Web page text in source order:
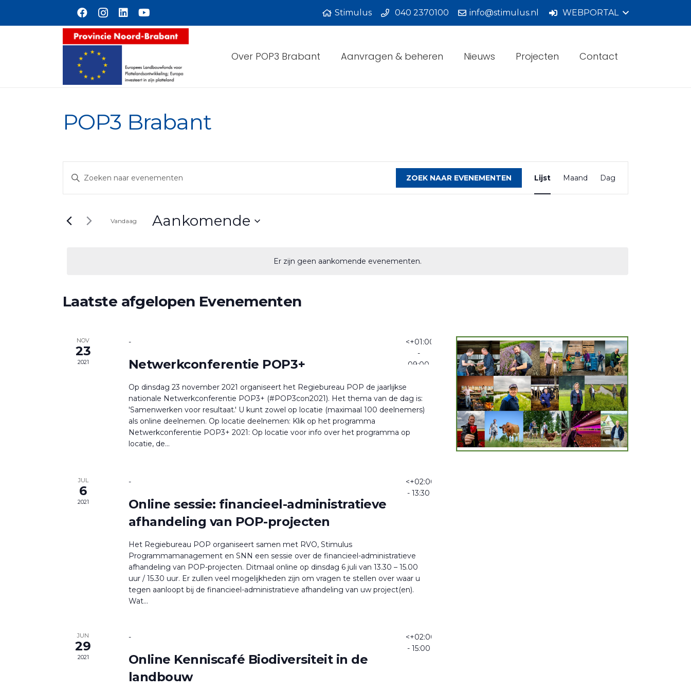
Naar hoofdinhoud
Stimulus 040 2370100 info@stimulus.nl WEBPORTAL
Over POP3 Brabant Aanvragen & beheren Nieuws Projecten Contact
POP3 Brabant
Er zijn geen aankomende evenementen.
Evenementen
Zoeken
weergeven
Vul
in.
ZOEK NAAR EVENEMENTEN
weergaven
navigatie
Lijst Maand Dag
Vandaag Aankomende
Laatste afgelopen Evenementen
NOV
23
2021
<+01:00>23
<+01:00>nov
-
09:00
-
Netwerkconferentie POP3+
Op dinsdag 23 november 2021 organiseert het Regiebureau POP de jaarlijkse
nationale Netwerkconferentie POP3+ (#POP3con2021). Het thema van de dag is:
'Samenwerken voor resultaat.' U kunt zowel op locatie (maximaal 100 deelnemers)
als online deelnemen. Op locatie deelnemen: Klik op het programma
Netwerkconferentie POP3+ 2021: Op locatie voor info over het programma op
locatie, de...
JUL
6
2021
<+02:00>6
- 13:30
-
Online sessie: financieel-administratieve
afhandeling van POP-projecten
Het Regiebureau POP organiseert samen met RVO, Stimulus
Programmamanagement en SNN een sessie over de financieel-administratieve
afhandeling van POP-projecten. Ditmaal online op dinsdag 6 juli van 13.30 – 15.00
uur / 15.30 uur. Er zullen veel mogelijkheden zijn om vragen te stellen over waar u
tegen aanloopt bij de financieel-administratieve afhandeling van uw project(en).
Wat...
JUN
29
2021
<+02:00>29
- 15:00
-
Online Kenniscafé Biodiversiteit in de
landbouw